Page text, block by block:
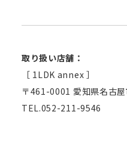
取り扱い店舗：
［ 1LDK annex ］
〒461-0001 愛知県名古
TEL.052-211-9546